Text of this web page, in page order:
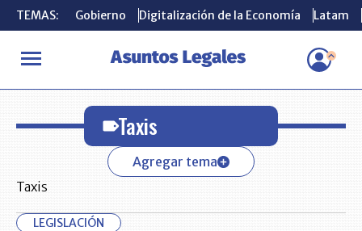
TEMAS: Gobierno Digitalización de la Economía Latam
INICIO Taxis
TEMAS: Gobierno Digitalización de la Economía Latam
Taxis
Agregar tema
Taxis
LEGISLACIÓN